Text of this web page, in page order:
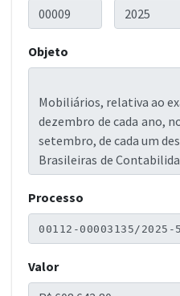
Objeto
Processo
Valor